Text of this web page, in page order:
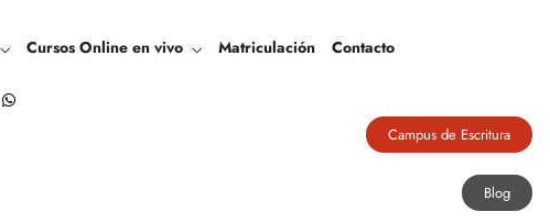
Cursos Online en vivo Matriculación Contacto
Campus de Escritura
Blog